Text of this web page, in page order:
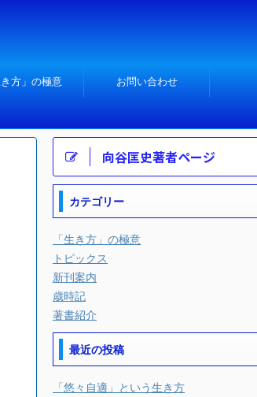
き方」の極意 お問い合わせ
向谷匡史著者ページ
カテゴリー
「生き方」の極意
トピックス
新刊案内
歳時記
著書紹介
最近の投稿
「悠々自適」という生き方